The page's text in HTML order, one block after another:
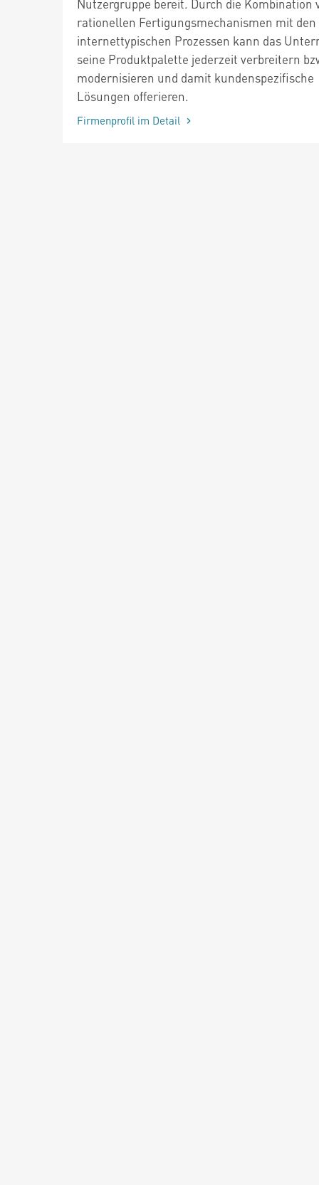
Nutzergruppe bereit. Durch die Kombination
rationellen Fertigungsmechanismen mit den
internettypischen Prozessen kann das
seine Produktpalette jederzeit verbreitern
modernisieren und damit kundenspezifische
Lösungen offerieren.
Firmenprofil im Detail